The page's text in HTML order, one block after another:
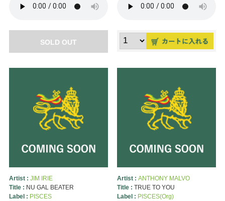
SOLD OUT
Artist : JIM IRIE
Title : NU GAL BEATER
Label : PISCES
Artist : ANTHONY MALVO
Title : TRUE TO YOU
Label : PISCES(Org)